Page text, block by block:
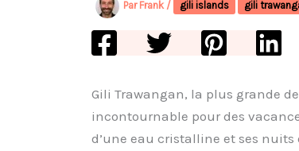
Par Frank / gili islands gili
Gili Trawangan, la plus grande
incontournable pour des
d’une eau cristalline et ses